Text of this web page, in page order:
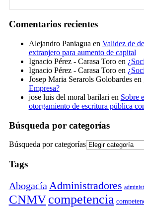
Comentarios recientes
Alejandro Paniagua en Validez de
extranjero para aumento de capital
Ignacio Pérez - Carasa Toroen
Ignacio Pérez - Carasa Toroen
Josep Maria Serarols Golobardesen
Empresa?
jose luis del moral barilari en Sobre
otorgamiento de escritura pública
Búsqueda por categorías
Búsqueda por categorías
Tags
Abogacía Administradores
CNMV competencia